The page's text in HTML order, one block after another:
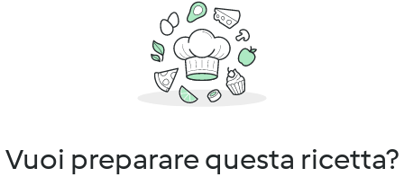
Vuoi preparare questa ricetta?